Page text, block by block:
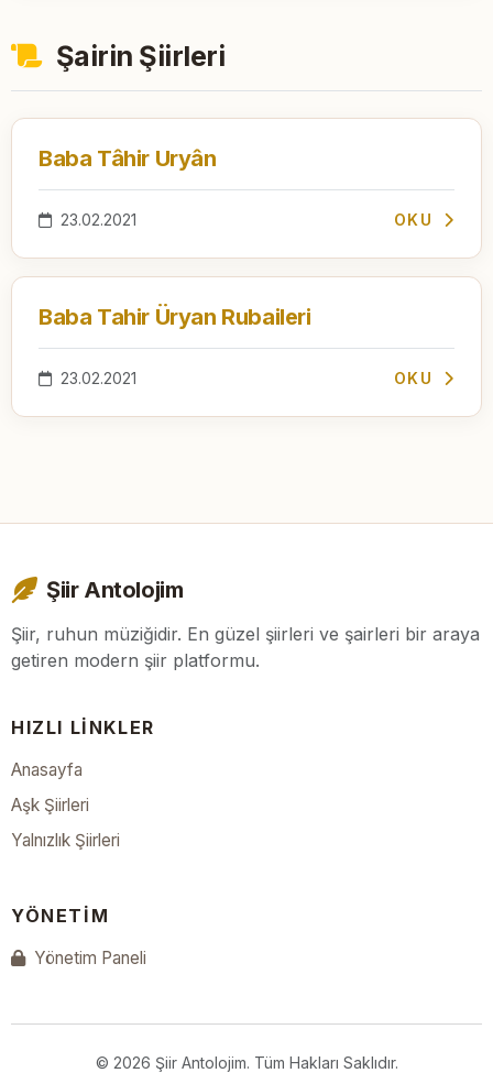
Şairin Şiirleri
Baba Tâhir Uryân
23.02.2021 OKU
Baba Tahir Üryan Rubaileri
23.02.2021 OKU
Şiir Antolojim
Şiir, ruhun müziğidir. En güzel şiirleri ve şairleri bir araya
getiren modern şiir platformu.
HIZLI LINKLER
Anasayfa
Aşk Şiirleri
Yalnızlık Şiirleri
YÖNETIM
Yönetim Paneli
© 2026 Şiir Antolojim. Tüm Hakları Saklıdır.